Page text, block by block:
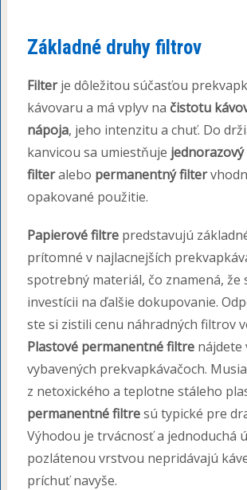
Základné druhy filtrov
Filterje dôležitou súčasťou
kávovaru a má vplyv na čistotu
nápoja, jeho intenzitu a chuť. Do
kanvicou sa umiestňuje
filteralebo permanentný filter
opakované použitie.
Papierové filtrepredstavujú
prítomné v najlacnejších
spotrebný materiál, čo znamená, že
investícii na ďalšie dokupovanie.
ste si zistili cenu náhradných filtrov
Plastové permanentné filtrenájdete
vybavených prekvapkávačoch.
z netoxického a teplotne stáleho
permanentné filtresú typické pre
Výhodou je trvácnosť a jednoduchá
pozlátenou vrstvou nepridávajú
príchuť navyše.